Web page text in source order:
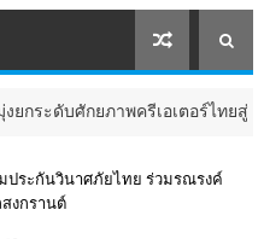
บศักยภาพครีเอเตอร์ไทยสู่เวทีสากล
ประกันวินาศภัยไทย ร่วมรณรงค์
งกรานต์